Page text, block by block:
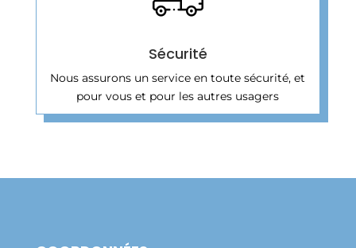
Sécurité
Nous assurons un service en toute sécurité, et
pour vous et pour les autres usagers